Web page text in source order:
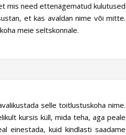
mis need ettenägematud kulutused
et kas avaldan nime või mitte.
meie seltskonnale.
selle toitlustuskoha nime.
kursis küll, mida teha, aga peale
einestada, kuid kindlasti saadame